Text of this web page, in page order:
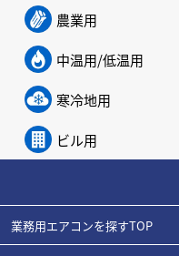
農業用
中温用/低温用
寒冷地用
ビル用
業務用エアコンを探すTOP